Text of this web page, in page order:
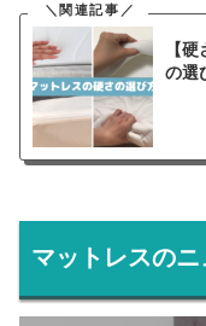
【
の選
マットレスの